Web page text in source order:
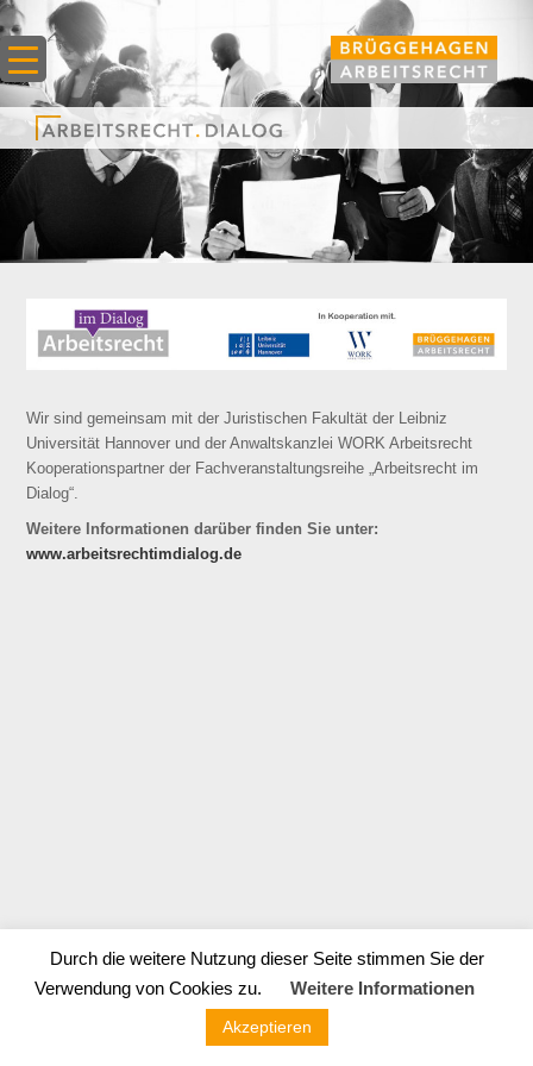
Wir sind gemeinsam mit der Juristischen Fakultät der Leibniz
Universität Hannover und der Anwaltskanzlei WORK Arbeitsrecht
Kooperationspartner der Fachveranstaltungsreihe „Arbeitsrecht im
Dialog“.
Weitere Informationen darüber finden Sie unter:
www.arbeitsrechtimdialog.de
BRÜGGEHAGEN ARBEITSRECHT | Georgsplatz 19 | 30159
Hannover | 0511 / 807 407 0 | info@dieArbeitsrechtler.de
Durch die weitere Nutzung dieser Seite stimmen Sie der
Verwendung von Cookies zu.
Weitere Informationen
Akzeptieren